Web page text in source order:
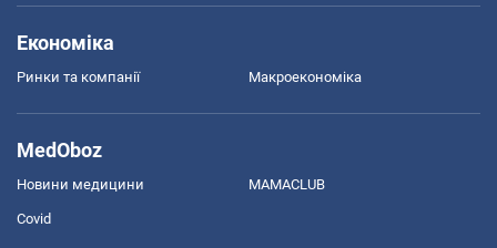
Економіка
Ринки та компанії Макроекономіка
MedOboz
Новини медицини MAMACLUB
Covid